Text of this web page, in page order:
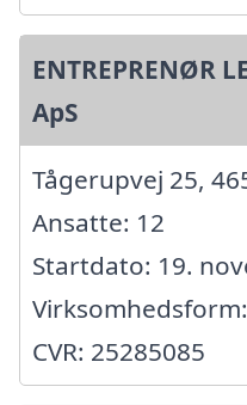
ENTREPRENØR
ApS
Tågerupvej 25,
Ansatte: 12
Startdato: 19.
CVR: 25285085